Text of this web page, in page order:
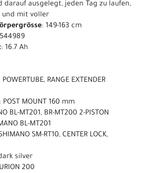
darauf ausgelegt, jeden Tag zu laufen,
und mit voller
: 149-163 cm
: 16.7 Ah
POWERTUBE, RANGE EXTENDER
: POST MOUNT 160 mm
BL-MT201, BR-MT200 2-PISTON
BL-MT201
SM-RT10, CENTER LOCK,
silver
200